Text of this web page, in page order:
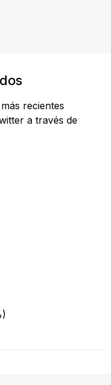
recientes
a través de